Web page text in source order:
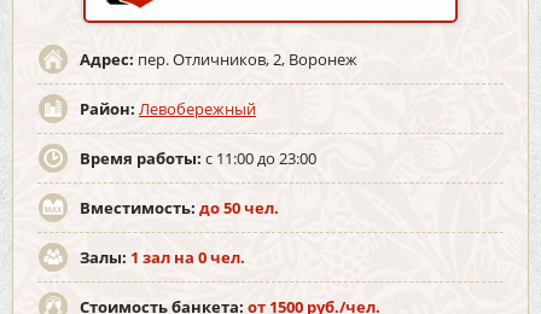
Адрес: пер. Отличников, 2, Воронеж
Район: Левобережный
Время работы: с 11:00 до 23:00
Вместимость: до 50 чел.
Залы: 1 зал на 0 чел.
Стоимость банкета: от 1500 руб./чел.